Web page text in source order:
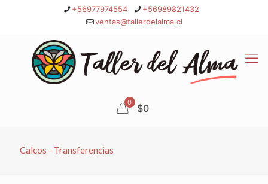
+56977974554
+56989821432
ventas@tallerdelalma.cl
0 $0
Calcos - Transferencias